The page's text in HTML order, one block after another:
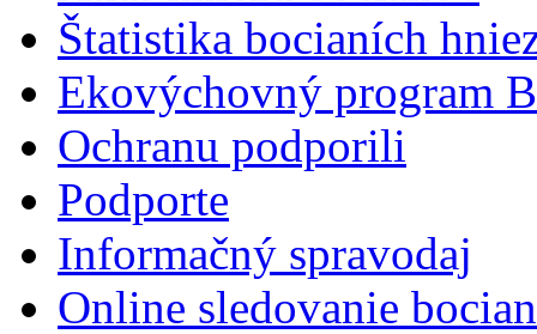
Štatistika bocianích
Ekovýchovný program
Ochranu podporili
Podporte
Informačný spravodaj
Online sledovanie